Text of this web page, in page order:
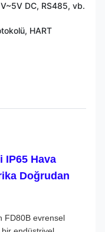
DC, RS485, vb.
HART
IP65 Hava
Doğrudan
FD80B evrensel